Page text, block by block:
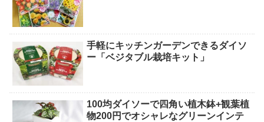
手軽にキッチンガーデンできるダイソ
ー「ベジタブル栽培キット」
100均ダイソーで四角い植木鉢+観葉植
物200円でオシャレなグリーンインテ